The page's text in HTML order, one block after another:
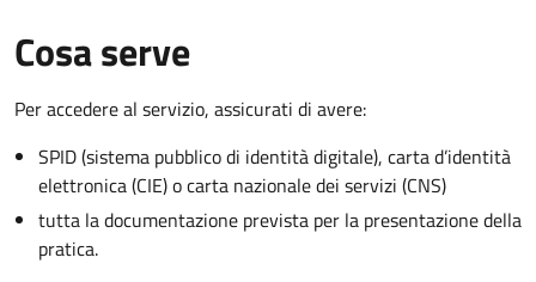
Cosa serve
Per accedere al servizio, assicurati di avere:
SPID (sistema pubblico di identità digitale), carta d’identità
elettronica (CIE) o carta nazionale dei servizi (CNS)
tutta la documentazione prevista per la presentazione della
pratica.